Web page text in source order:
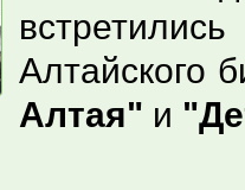
Алтайского
Алтая" и